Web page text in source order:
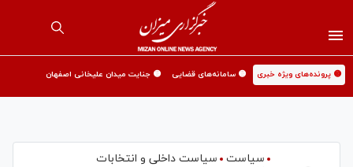
🟡 پرونده‌های ویژه خبری 🟡 سامانه‌های قضایی 🟡 جنایت میدان علیخانی اصفهان
سیاست
سیاست داخلی و انتخابات